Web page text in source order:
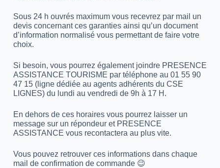
Sous 24 h ouvrés maximum vous recevrez par mail un
devis concernant ces garanties ainsi qu’un document
d’information normalisé vous permettant de faire votre
choix.
Si besoin, vous pourrez également joindre PRESENCE
ASSISTANCE TOURISME par téléphone au 01 55 90
47 15 (ligne dédiée au agents adhérents du CSE
LIGNES) du lundi au vendredi de 9h à 17 H.
En dehors de ces horaires vous pourrez laisser un
message sur un répondeur et PRESENCE
ASSISTANCE vous recontactera au plus vite.
Vous pouvez retrouver ces informations dans chaque
mail de confirmation de commande 😉